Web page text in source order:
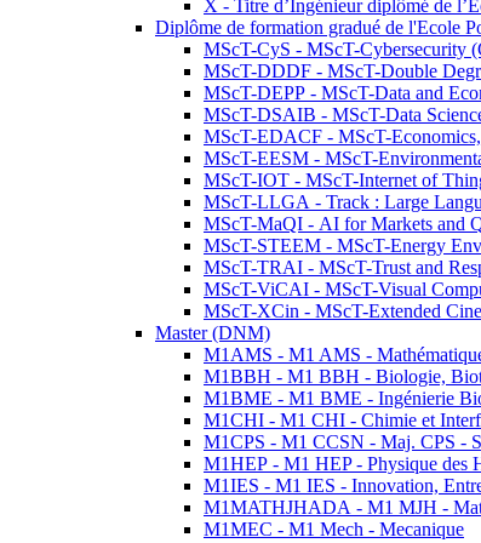
X - Titre d’Ingénieur diplômé de
Diplôme de formation gradué de l'Ecole
MScT-CyS - MScT-Cybersecurity
MScT-DDDF - MScT-Double
MScT-DEPP - MScT-Data and
MScT-DSAIB - MScT-Data
MScT-EDACF - MScT-
MScT-EESM - MScT-
MScT-IOT - MScT-Internet of
MScT-LLGA - Track : Large
MScT-MaQI - AI for Markets and
MScT-STEEM - MScT-Energy
MScT-TRAI - MScT-Trust and
MScT-ViCAI - MScT-Visual
MScT-XCin - MScT-Extended
Master (DNM)
M1AMS - M1 AMS -
M1BBH - M1 BBH - Biologie,
M1BME - M1 BME - Ingénierie
M1CHI - M1 CHI - Chimie et
M1CPS - M1 CCSN - Maj. CPS -
M1HEP - M1 HEP - Physique des
M1IES - M1 IES - Innovation,
M1MATHJHADA - M1 MJH -
M1MEC - M1 Mech - Mecanique